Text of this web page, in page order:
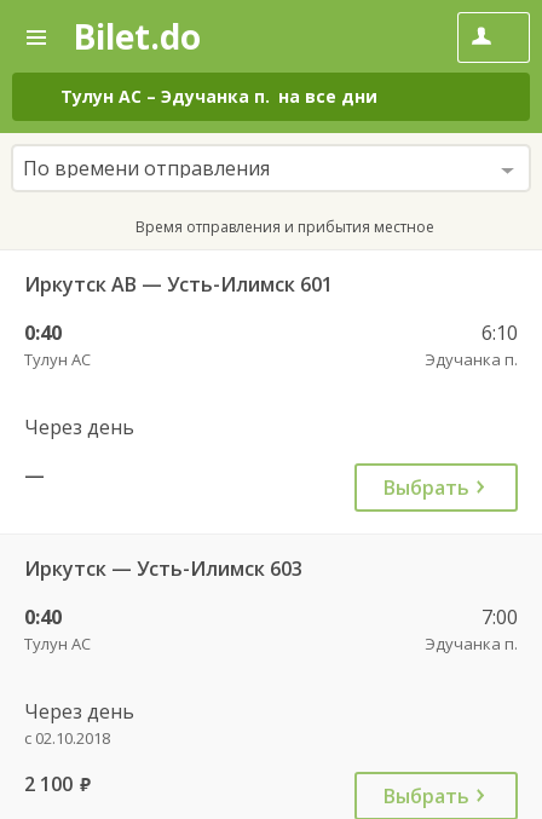
—
Поиск
и
покупка
билетов
на
автобус
онлайн
Bilet.do
Тулун АС – Эдучанка п. на все дни
По времени отправления
Время отправления и прибытия местное
Иркутск АВ — Усть-Илимск 601
0:40
Тулун АС
6:10
Эдучанка п.
Через день
—
Выбрать
Иркутск — Усть-Илимск 603
0:40
Тулун АС
7:00
Эдучанка п.
Через день
с 02.10.2018
2 100 руб. Выбрать